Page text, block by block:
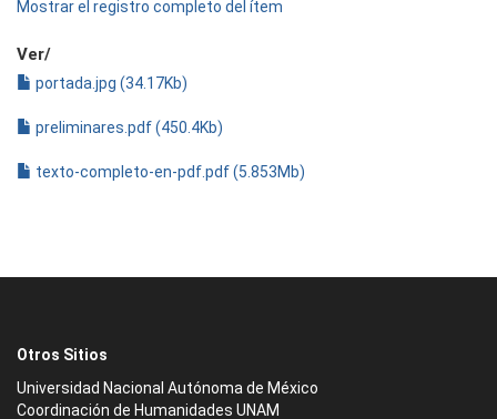
Mostrar el registro completo del ítem
Ver/
portada.jpg (34.17Kb)
preliminares.pdf (450.4Kb)
texto-completo-en-pdf.pdf (5.853Mb)
Otros Sitios
Universidad Nacional Autónoma de México
Coordinación de Humanidades UNAM